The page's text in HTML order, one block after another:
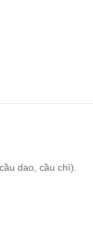
dao, cầu chì).